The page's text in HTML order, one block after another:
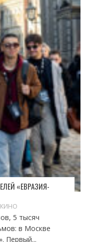
«ЕВРАЗИЯ-
КИНО
5 тысяч
в Москве
Первый...